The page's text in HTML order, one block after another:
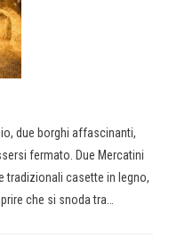
due borghi affascinanti,
fermato. Due Mercatini
tradizionali casette in legno,
che si snoda tra…